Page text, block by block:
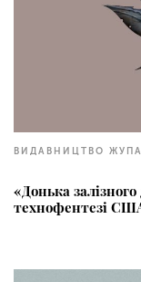
ВИДАВНИЦТВО
«Донька
технофентезі